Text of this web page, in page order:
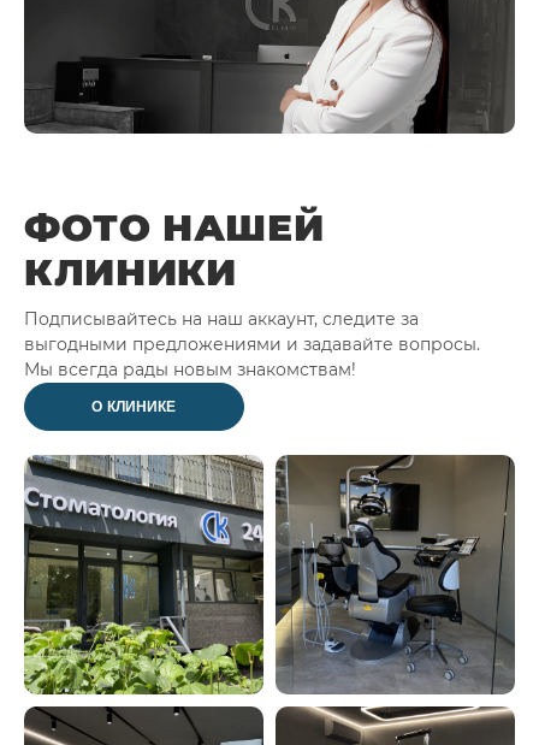
ФОТО НАШЕЙ
КЛИНИКИ
Подписывайтесь на наш аккаунт, следите за
выгодными предложениями и задавайте вопросы.
Мы всегда рады новым знакомствам!
О КЛИНИКЕ